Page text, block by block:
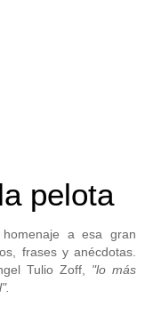
pelota
homenaje a esa gran
frases y anécdotas.
Tulio Zoff, "lo más